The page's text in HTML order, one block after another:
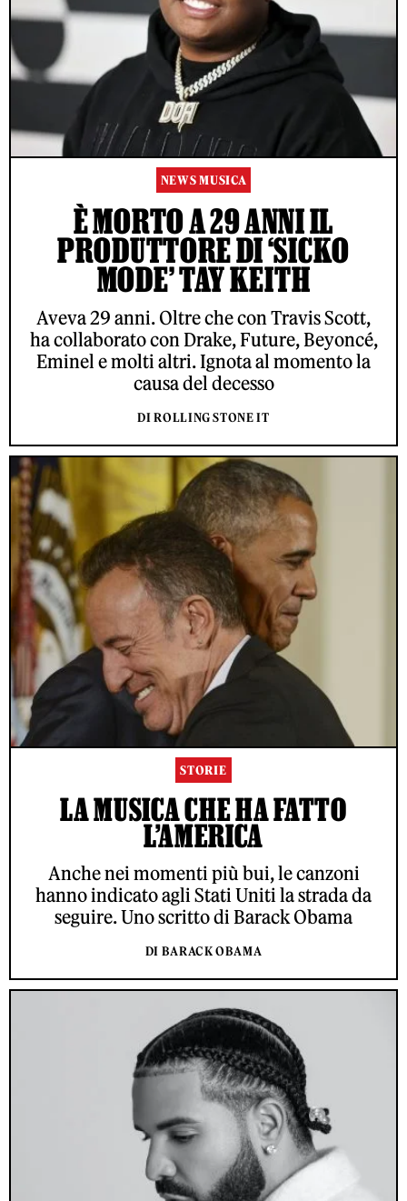
NEWS MUSICA
È MORTO A 29 ANNI IL
PRODUTTORE DI ‘SICKO
MODE’ TAY KEITH
Aveva 29 anni. Oltre che con Travis Scott,
ha collaborato con Drake, Future, Beyoncé,
Eminel e molti altri. Ignota al momento la
causa del decesso
DI ROLLING STONE IT
STORIE
LA MUSICA CHE HA FATTO
L’AMERICA
Anche nei momenti più bui, le canzoni
hanno indicato agli Stati Uniti la strada da
seguire. Uno scritto di Barack Obama
DI BARACK OBAMA